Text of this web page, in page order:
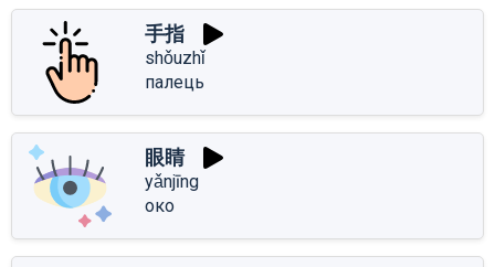
手指
shǒuzhǐ
палець
眼睛
yǎnjīng
око